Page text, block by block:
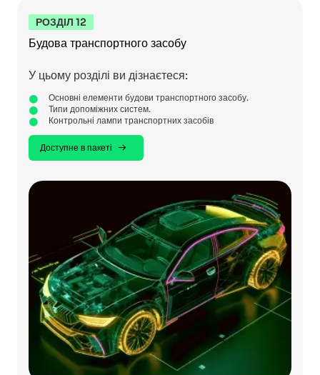
РОЗДІЛ 12
Будова транспортного засобу
У цьому розділі ви дізнаєтеся:
Основні елементи будови транспортного засобу.
Типи допоміжних систем.
Контрольні лампи транспортних засобів
Доступне в пакеті